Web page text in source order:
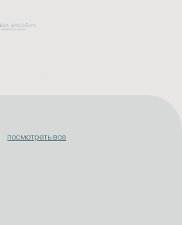
посмотреть все